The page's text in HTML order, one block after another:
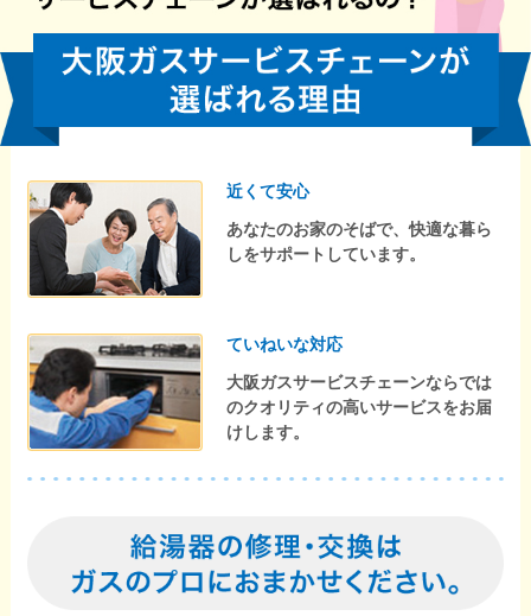
近くて安心
あなたのお家のそばで、快適な暮ら
しをサポートしています。
ていねいな対応
大阪ガスサービスチェーンならでは
のクオリティの高いサービスをお届
けします。